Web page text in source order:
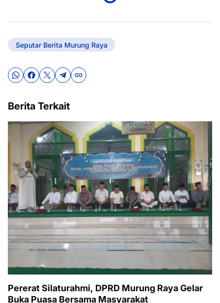
Seputar Berita Murung Raya
Berita Terkait
Pererat Silaturahmi, DPRD Murung Raya Gelar
Buka Puasa Bersama Masyarakat